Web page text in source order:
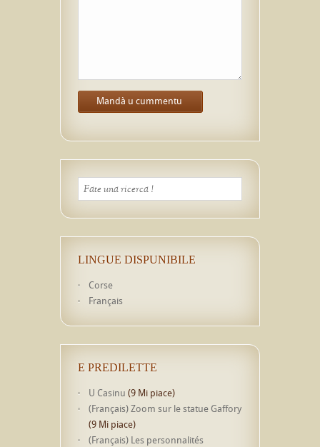
LINGUE DISPUNIBILE
Corse
Français
E PREDILETTE
U Casinu (9 Mi piace)
(Français) Zoom sur le statue Gaffory
(9 Mi piace)
(Français) Les personnalités